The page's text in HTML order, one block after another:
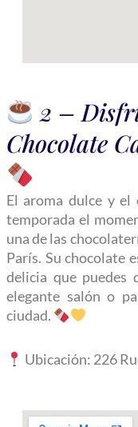
2 –
Chocolate
El aroma dulce y el
temporada el
una de las
París. Su chocolate
delicia que
elegante salón o
ciudad.
Ubicación: 226